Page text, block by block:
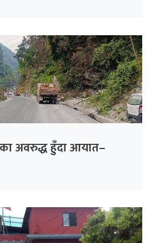
अवरुद्ध हुँदा आयात–